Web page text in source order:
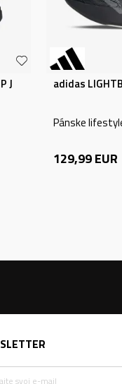
J adidas
Pánske
129,99EUR